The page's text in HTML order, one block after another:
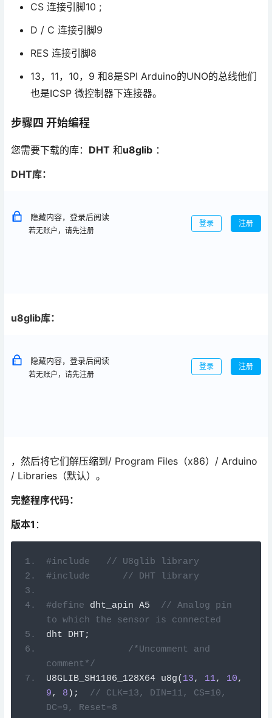
CS 连接引脚10 ;
D / C 连接引脚9
RES 连接引脚8
13，11，10，9 和8是SPI Arduino的UNO的总线他们
也是ICSP 微控制器下连接器。
步骤四 开始编程
您需要下载的库： DHT 和u8glib ：
DHT库：
隐藏内容，登录后阅读
若无账户，请先注册
登录 注册
u8glib库：
隐藏内容，登录后阅读
若无账户，请先注册
登录 注册
，然后将它们解压缩到/ Program Files（x86）/ Arduino
/ Libraries（默认）。
完整程序代码：
版本1 ：
#include
// U8glib library
#include
// DHT library
#define dht_apin A5 // Analog pin
to which the sensor is connected
dht DHT;
/*Uncomment and
comment*/
U8GLIB_SH1106_128X64 u8g( 13, 11, 10,
9, 8 ) ;
// CLK=13, DIN=11, CS=10,
DC=9, Reset=8